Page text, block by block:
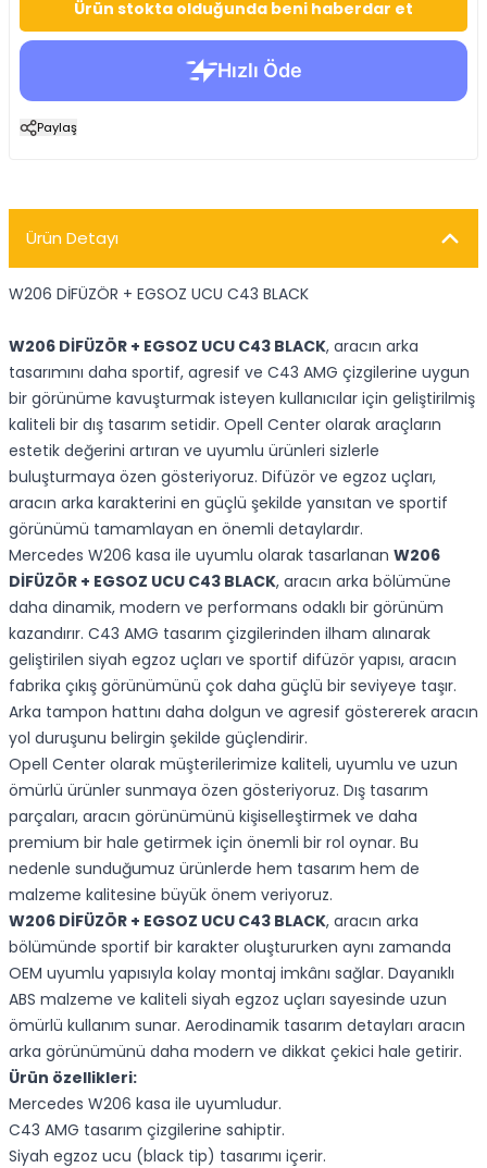
Ürün stokta olduğunda beni haberdar et
Paylaş
Ürün Detayı
W206 DİFÜZÖR + EGSOZ UCU C43 BLACK
W206 DİFÜZÖR + EGSOZ UCU C43 BLACK, aracın arka
tasarımını daha sportif, agresif ve C43 AMG çizgilerine uygun
bir görünüme kavuşturmak isteyen kullanıcılar için geliştirilmiş
kaliteli bir dış tasarım setidir. Opell Center olarak araçların
estetik değerini artıran ve uyumlu ürünleri sizlerle
buluşturmaya özen gösteriyoruz. Difüzör ve egzoz uçları,
aracın arka karakterini en güçlü şekilde yansıtan ve sportif
görünümü tamamlayan en önemli detaylardır.
Mercedes W206 kasa ile uyumlu olarak tasarlanan W206
DİFÜZÖR + EGSOZ UCU C43 BLACK, aracın arka bölümüne
daha dinamik, modern ve performans odaklı bir görünüm
kazandırır. C43 AMG tasarım çizgilerinden ilham alınarak
geliştirilen siyah egzoz uçları ve sportif difüzör yapısı, aracın
fabrika çıkış görünümünü çok daha güçlü bir seviyeye taşır.
Arka tampon hattını daha dolgun ve agresif göstererek aracın
yol duruşunu belirgin şekilde güçlendirir.
Opell Center olarak müşterilerimize kaliteli, uyumlu ve uzun
ömürlü ürünler sunmaya özen gösteriyoruz. Dış tasarım
parçaları, aracın görünümünü kişiselleştirmek ve daha
premium bir hale getirmek için önemli bir rol oynar. Bu
nedenle sunduğumuz ürünlerde hem tasarım hem de
malzeme kalitesine büyük önem veriyoruz.
W206 DİFÜZÖR + EGSOZ UCU C43 BLACK, aracın arka
bölümünde sportif bir karakter oluştururken aynı zamanda
OEM uyumlu yapısıyla kolay montaj imkânı sağlar. Dayanıklı
ABS malzeme ve kaliteli siyah egzoz uçları sayesinde uzun
ömürlü kullanım sunar. Aerodinamik tasarım detayları aracın
arka görünümünü daha modern ve dikkat çekici hale getirir.
Ürün özellikleri:
Mercedes W206 kasa ile uyumludur.
C43 AMG tasarım çizgilerine sahiptir.
Siyah egzoz ucu (black tip) tasarımı içerir.